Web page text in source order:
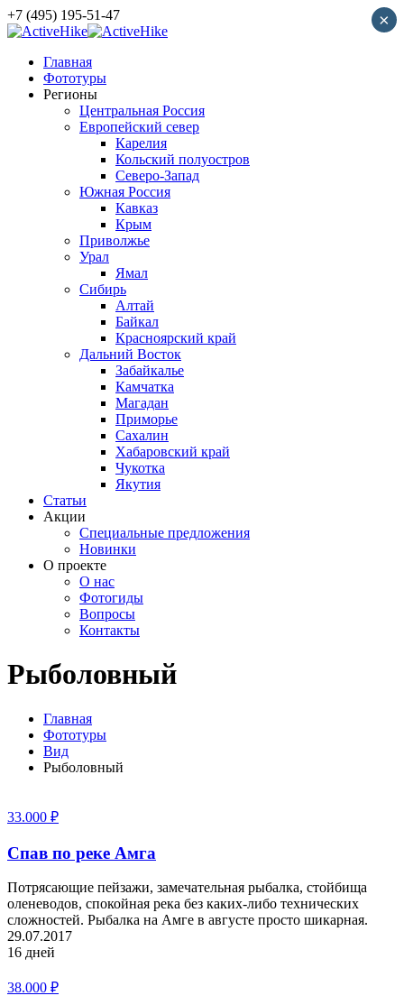
+7 (495) 195-51-47
Главная
Фототуры
Регионы
Центральная Россия
Европейский север
Карелия
Кольский полуостров
Северо-Запад
Южная Россия
Кавказ
Крым
Приволжье
Урал
Ямал
Сибирь
Алтай
Байкал
Красноярский край
Дальний Восток
Забайкалье
Камчатка
Магадан
Приморье
Сахалин
Хабаровский край
Чукотка
Якутия
Статьи
Акции
Специальные предложения
Новинки
О проекте
О нас
Фотогиды
Вопросы
Контакты
Рыболовный
Главная
Фототуры
Вид
Рыболовный
33.000 ₽
Спав по реке Амга
Потрясающие пейзажи, замечательная рыбалка, стойбища
оленеводов, спокойная река без каких-либо технических
сложностей. Рыбалка на Амге в августе просто шикарная.
29.07.2017
16 дней
38.000 ₽
×